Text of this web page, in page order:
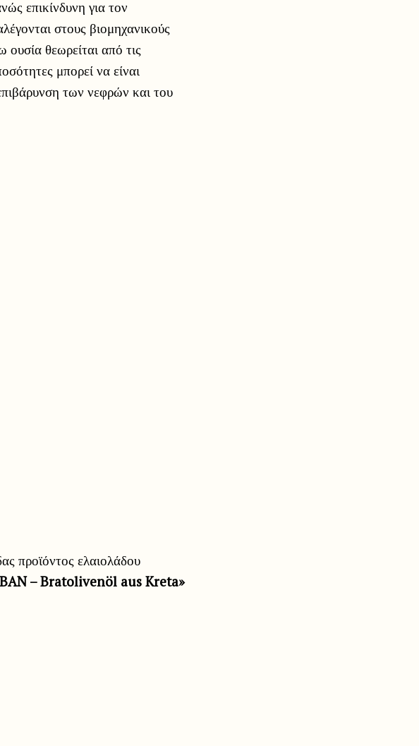
επικίνδυνη για τον
στους βιομηχανικούς
θεωρείται από τις
μπορεί να είναι
των νεφρών και του
προϊόντος ελαιολάδου
– Bratolivenöl aus Kreta»